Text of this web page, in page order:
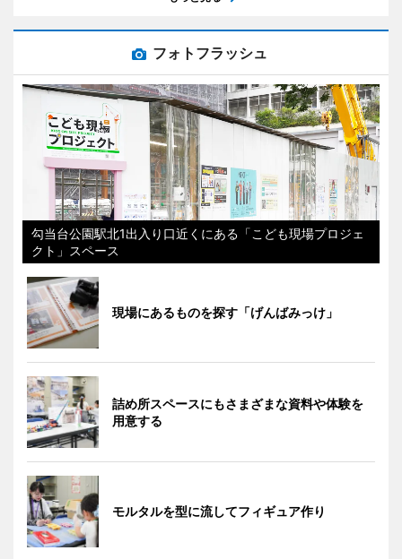
フォトフラッシュ
勾当台公園駅北1出入り口近くにある「こども現場プロジェ
クト」スペース
現場にあるものを探す「げんばみっけ」
詰め所スペースにもさまざまな資料や体験を
用意する
モルタルを型に流してフィギュア作り